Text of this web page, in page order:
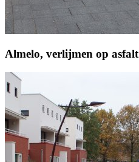
Almelo, verlijmen op asfalt